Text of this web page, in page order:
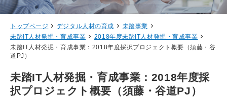
トップページ デジタル人材の育成
未踏事業
未踏IT人材発掘・育成事業
2018年度未踏IT人材発掘・育成事業
未踏IT人材発掘・育成事業：2018年度採択プロジェクト概要（須藤・谷
道PJ）
未踏IT人材発掘・育成事業：2018年度採
択プロジェクト概要（須藤・谷道PJ）